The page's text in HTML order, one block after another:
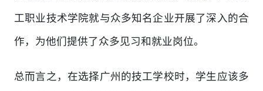
工职业技术学院就与众多知名企业开展了深入的合
作，为他们提供了众多见习和就业岗位。
总而言之，在选择广州的技工学校时，学生应该多